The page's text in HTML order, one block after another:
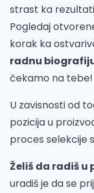
strast ka
Pogledaj
korak ka
radnu
čekamo na tebe!
U zavisnosti od
pozicija u
proces selekcije
Želiš da radiš u
uradiš je da se